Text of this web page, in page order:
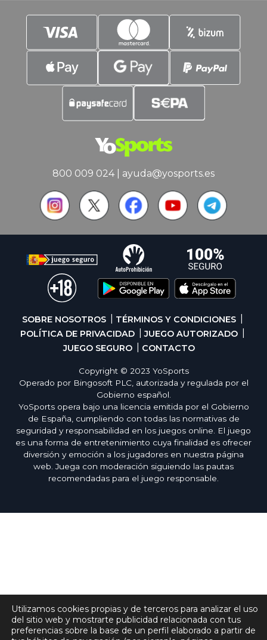
800 009 024| ayuda@yosports.es
SOBRE NOSOTROS
TÉRMINOS Y CONDICIONES
POLÍTICA DE PRIVACIDAD
JUEGO AUTORIZADO
JUEGO SEGURO
CONTACTO
Copyright © 2023 YoSports
Operado por Bingosoft PLC, autorizada y regulada por el
Gobierno español.
YoSports opera bajo una licencia emitida por el Gobierno
de España, cumpliendo con todas las normativas de
seguridad y responsabilidad en los juegos online. El juego
es una forma de entretenimiento cuya finalidad es ofrecer
diversión y emoción a los jugadores en nuestra página
web. Juega con moderación siguiendo las pautas
recomendadas para el juego responsable.
Utilizamos cookies propias y de terceros para analizar el uso
del sitio web y mostrarte publicidad relacionada con tus
preferencias sobre la base de un perfil elaborado a partir de